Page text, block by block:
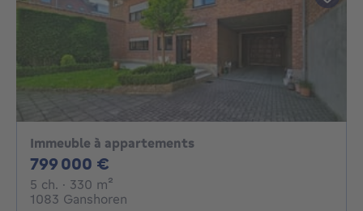
Immeuble à appartements
799 000 €
5 ch. 5 chambres
· 330 m²
1083 Ganshoren